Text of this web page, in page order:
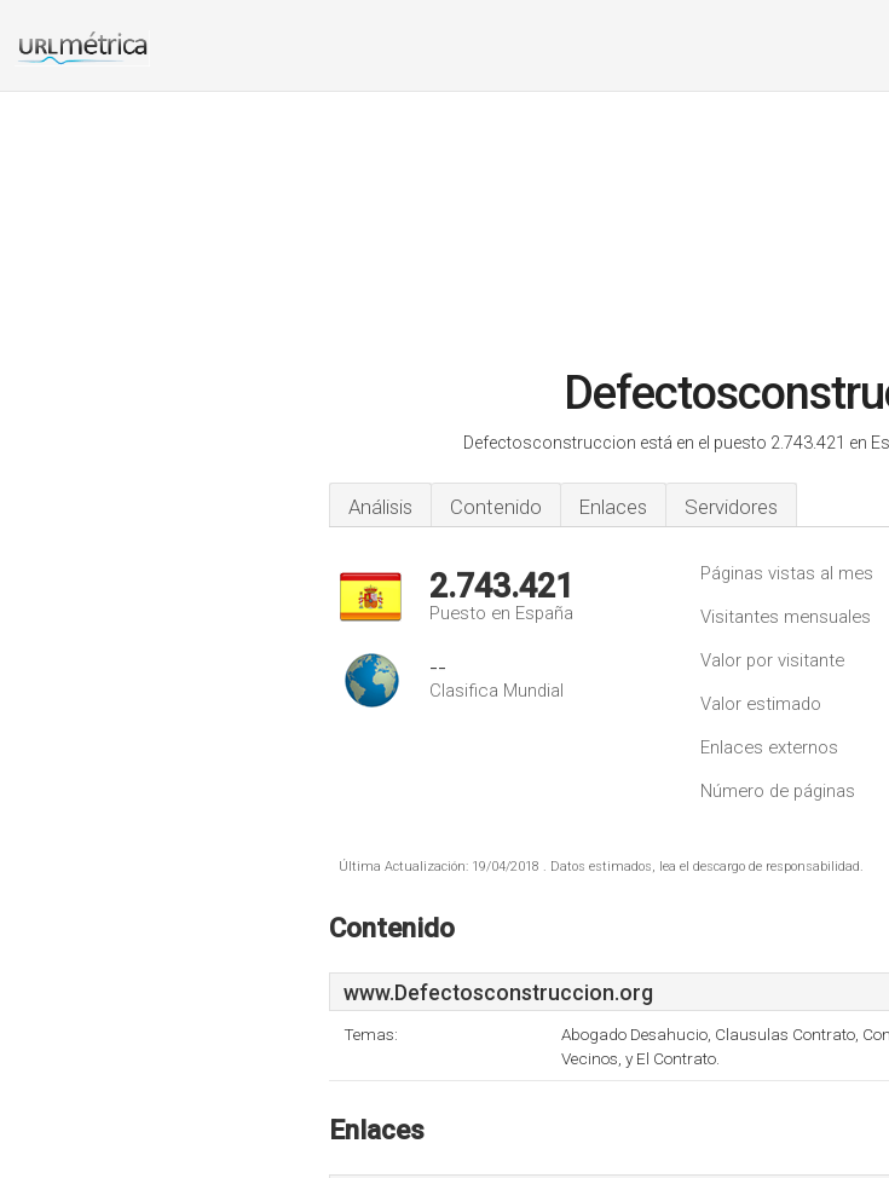
Defectosconstruccion está en el puesto 2.743.421 en
Análisis Contenido Enlaces Servidores
2.743.421
Puesto en España
--
Clasifica Mundial
Páginas vistas al mes
Visitantes mensuales
Valor por visitante
Valor estimado
Enlaces externos
Número de páginas
Última Actualización: 19/04/2018 . Datos estimados, lea el descargo de responsabilidad.
Contenido
www.Defectosconstruccion.org
Temas:
Abogado Desahucio, Clausulas Contrato,
Vecinos, y El Contrato.
Enlaces